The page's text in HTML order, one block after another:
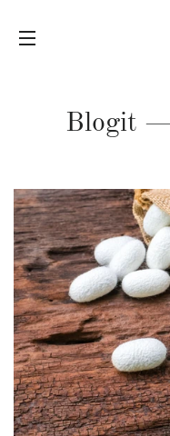
Blogit —